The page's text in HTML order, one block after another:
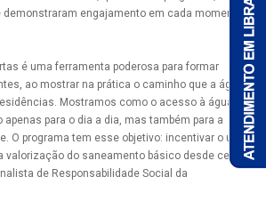
engajamento em cada momento
é uma ferramenta poderosa para formar
ao mostrar na prática o caminho que a água
Mostramos como o acesso à água
para o dia a dia, mas também para a
O programa tem esse objetivo: incentivar o uso
valorização do saneamento básico desde cedo”,
de Responsabilidade Social da